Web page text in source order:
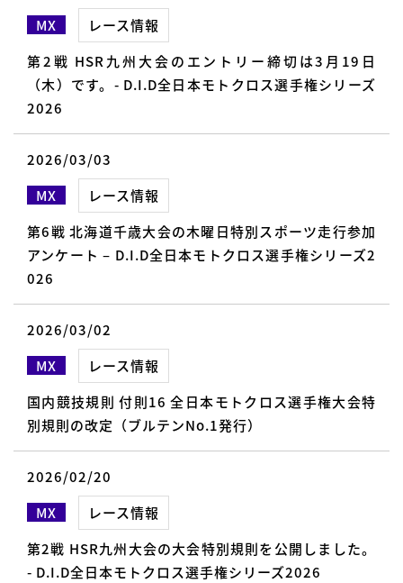
MX
レース情報
第2戦 HSR九州大会のエントリー締切は3月19日
（木）です。- D.I.D全日本モトクロス選手権シリーズ
2026
2026/03/03
MX
レース情報
第6戦 北海道千歳大会の木曜日特別スポーツ走行参加
アンケート – D.I.D全日本モトクロス選手権シリーズ2
026
2026/03/02
MX
レース情報
国内競技規則 付則16 全日本モトクロス選手権大会特
別規則の改定（ブルテンNo.1発行）
2026/02/20
MX
レース情報
第2戦 HSR九州大会の大会特別規則を公開しました。
- D.I.D全日本モトクロス選手権シリーズ2026